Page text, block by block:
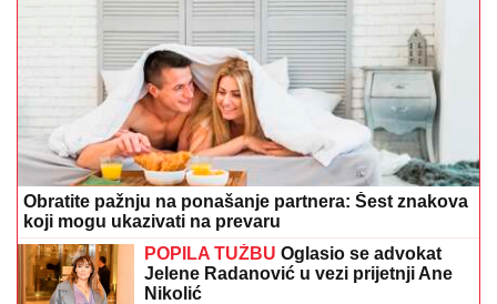
Obratite pažnju na ponašanje partnera: Šest znakova
koji mogu ukazivati na prevaru
POPILA TUŽBU Oglasio se advokat
Jelene Radanović u vezi prijetnji Ane
Nikolić